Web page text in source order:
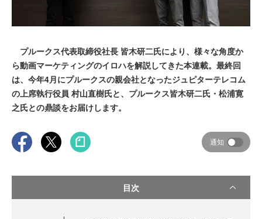
プルークス代表取締役社長 皆木研二氏により、様々な角度か
ら動画マーケティングのイロハを解説してきた本連載。最終回
は、今年4月にプルークスの親会社となったジュピターテレコム
の上席執行役員 村山直樹氏と、プルークス皆木研二氏・松浦寛
之氏との鼎談をお届けします。
通知
目次